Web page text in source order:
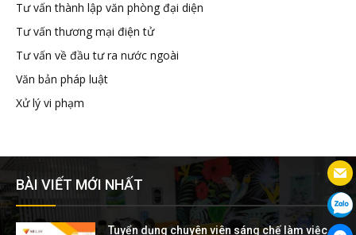
Tư vấn thành lập văn phòng đại diện
Tư vấn thương mại điện tử
Tư vấn về đầu tư ra nước ngoài
Văn bản pháp luật
Xử lý vi phạm
BÀI VIẾT MỚI NHẤT
Tuyển dụng chuyên viên sáng chế làm việc